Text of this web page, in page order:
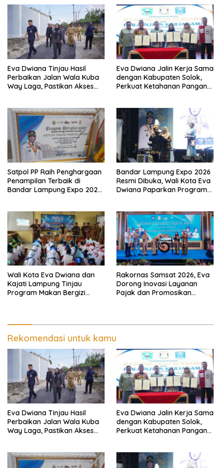
Eva Dwiana Tinjau Hasil
Perbaikan Jalan Wala Kuba
Way Laga, Pastikan Akses
Eva Dwiana Jalin Kerja Sama
dengan Kabupaten Solok,
Perkuat Ketahanan Pangan
Satpol PP Raih Penghargaan
Penampilan Terbaik di
Bandar Lampung Expo 2026,
Masyarakat
Bandar Lampung Expo 2026
Resmi Dibuka, Wali Kota Eva
Dwiana Paparkan Program
Lampung
Wali Kota Eva Dwiana dan
Kajati Lampung Tinjau
Program Makan Bergizi
Rakornas Samsat 2026, Eva
Dorong Inovasi Layanan
Pajak dan Promosikan
Rekomendasi untuk kamu
Eva Dwiana Tinjau Hasil
Perbaikan Jalan Wala Kuba
Way Laga, Pastikan Akses
Eva Dwiana Jalin Kerja Sama
dengan Kabupaten Solok,
Perkuat Ketahanan Pangan